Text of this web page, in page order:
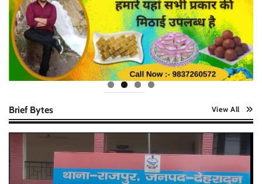
Brief Bytes View All